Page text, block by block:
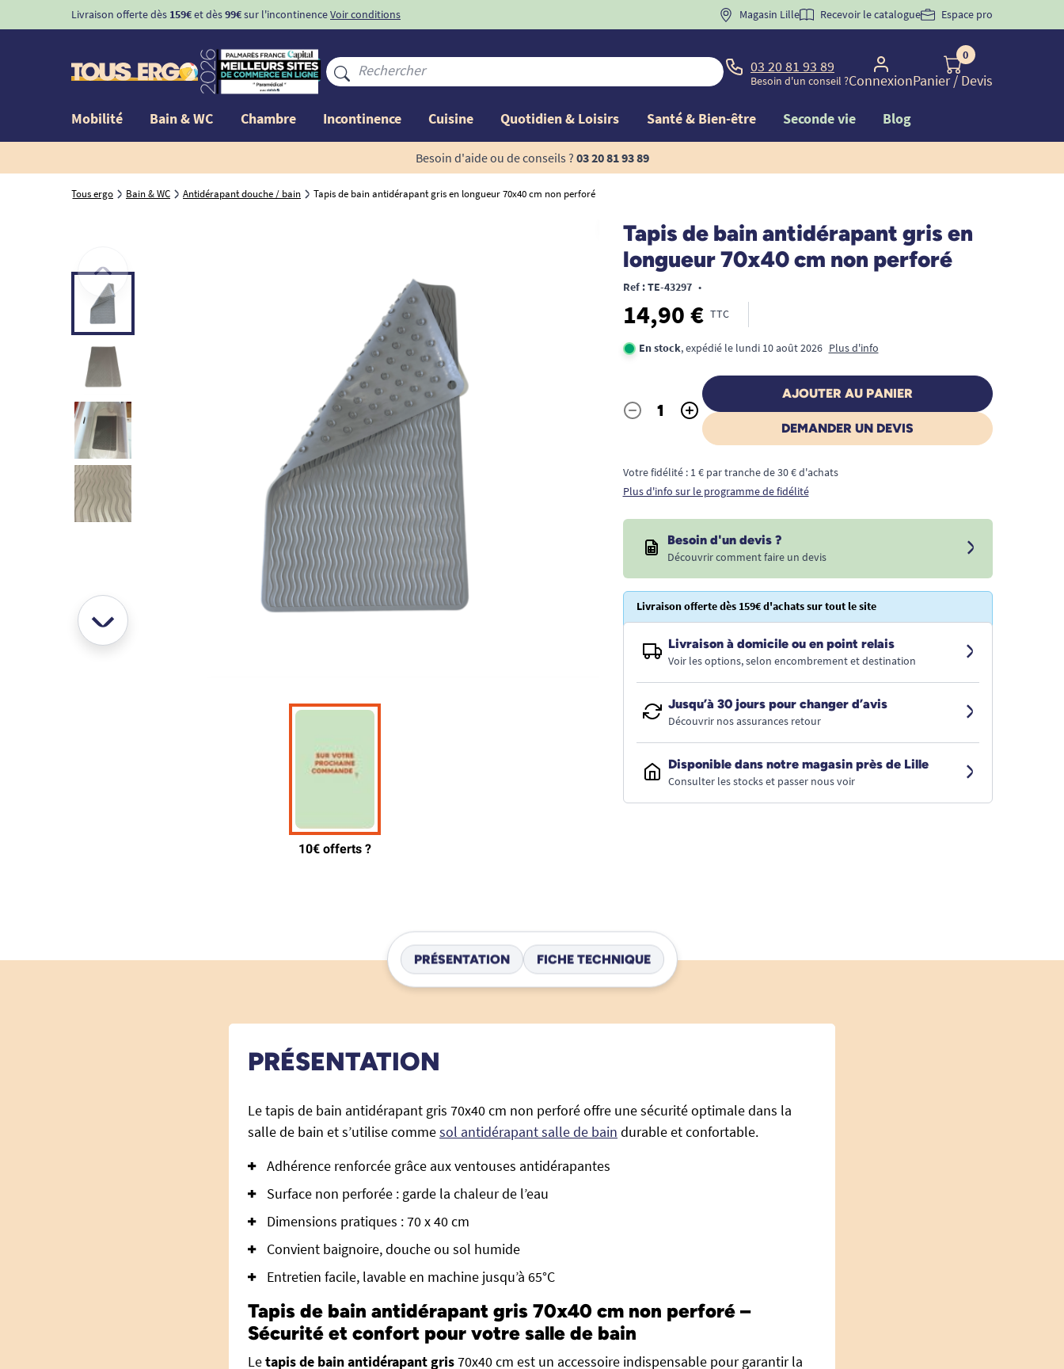
Livraison offerte dès 159€et dès99€sur l'incontinenceVoir conditions BIENVENUE" pourla 1ère commande d'incontinence
Magasin Lille Recevoir le catalogue Espace pro
03 20 81 93 89
Besoin d'un conseil ?Connexion
0
Panier/ Devis
Mobilité Bain & WC Chambre Incontinence Cuisine Quotidien & Loisirs Santé & Bien-être Seconde vie Blog
Besoin d'aide ou de conseils ? 03 20 81 93 89
Tous ergo Bain & WC Antidérapant douche / bain Tapis de bain antidérapant gris en longueur 70x40 cm non perforé
Tapis de bain antidérapant gris en
longueur 70x40 cm non perforé
Ref : TE-43297 •
14,90 € TTC
En stock, expédié le lundi 10 août 2026 Plus d'info
Quantité
- +
AJOUTER AU PANIER
DEMANDER UN DEVIS
Votre fidélité : 1 € par tranche de 30 € d'achats
Plus d'info sur le programme de fidélité
Besoin d'un devis ?
Découvrir comment faire un devis
Livraison offerte dès 159€ d'achats sur tout le site
Livraison à domicile ou en point relais
Voir les options, selon encombrement et destination
Jusqu’à 30 jours pour changer d’avis
Découvrir nos assurances retour
Disponible dans notre magasin près de Lille
Consulter les stocks et passer nous voir
PRÉSENTATION FICHE TECHNIQUE
PRÉSENTATION
Le tapis de bain antidérapant gris 70x40 cm non perforé offre une sécurité optimale dans la
salle de bain et s’utilise commesol antidérapant salle de bain durable et confortable.
Adhérence renforcée grâce aux ventouses antidérapantes
Surface non perforée : garde la chaleur de l’eau
Dimensions pratiques : 70 x 40 cm
Convient baignoire, douche ou sol humide
Entretien facile, lavable en machine jusqu’à 65°C
Tapis de bain antidérapant gris 70x40 cm non perforé –
Sécurité et confort pour votre salle de bain
Letapis de bain antidérapant gris70x40 cm est un accessoire indispensable pour garantir la